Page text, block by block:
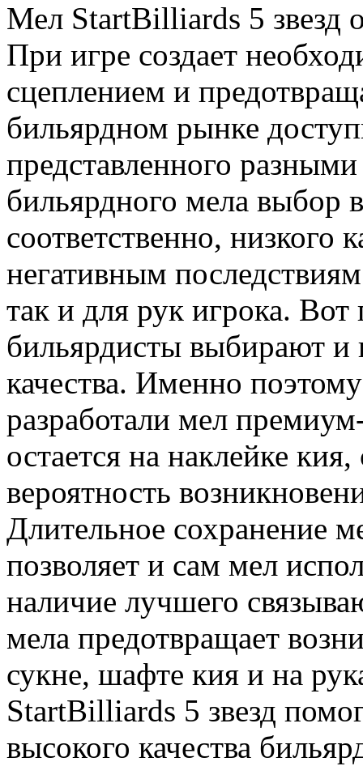
Мел StartBilliards 5 звезд
При игре создает
сцеплением и
бильярдном рынке
представленного
бильярдного мела выбор
соответственно, низкого
негативным
так и для рук игрока.
бильярдисты выбирают и
качества. Именно
разработали мел
остается на наклейке
вероятность
Длительное сохранение
позволяет и сам мел
наличие лучшего
мела предотвращает
сукне, шафте кия и на
StartBilliards 5 звезд
высокого качества